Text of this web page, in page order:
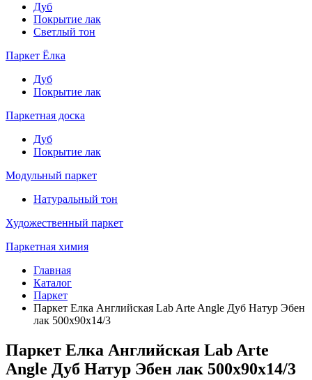
Дуб
Покрытие лак
Светлый тон
Паркет Ёлка
Дуб
Покрытие лак
Паркетная доска
Дуб
Покрытие лак
Модульный паркет
Натуральный тон
Художественный паркет
Паркетная химия
Главная
Каталог
Паркет
Паркет Елка Английская Lab Arte Angle Дуб Натур Эбен
лак 500х90х14/3
Паркет Елка Английская Lab Arte
Angle Дуб Натур Эбен лак 500х90х14/3